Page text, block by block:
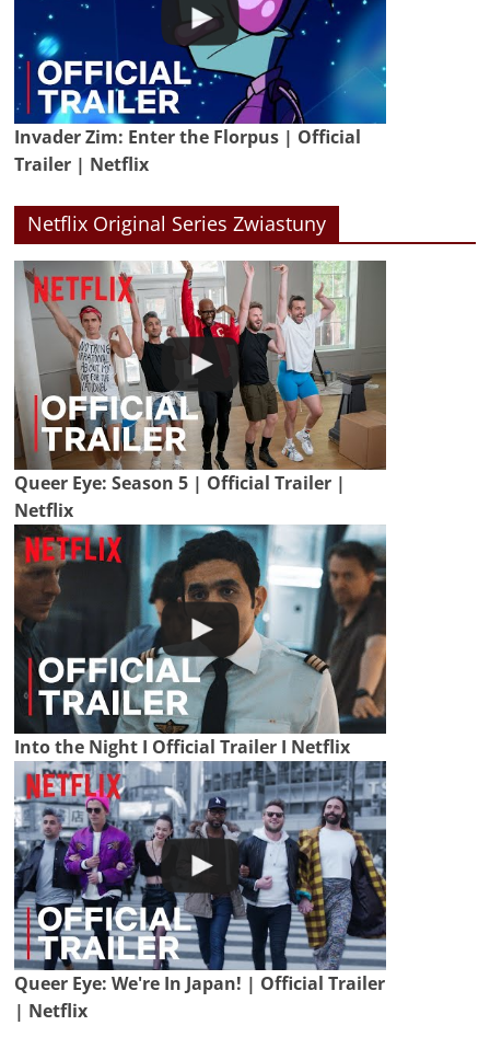
Invader Zim: Enter the Florpus | Official
Trailer | Netflix
Netflix Original Series Zwiastuny
Queer Eye: Season 5 | Official Trailer |
Netflix
Into the Night I Official Trailer I Netflix
Queer Eye: We're In Japan! | Official Trailer
| Netflix